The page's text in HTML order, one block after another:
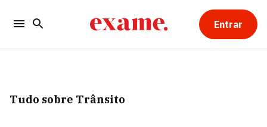
Entrar
Tudo sobre Trânsito